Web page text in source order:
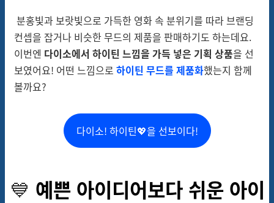
분홍빛과 보랏빛으로 가득한 영화 속 분위기를 따라 브랜딩
컨셉을 잡거나 비슷한 무드의 제품을 판매하기도 하는데요.
이번엔 다이소에서 하이틴 느낌을 가득 넣은 기획 상품을 선
보였어요! 어떤 느낌으로 하이틴 무드를 제품화했는지 함께
볼까요?
다이소! 하이틴💖을 선보이다!
💙 예쁜 아이디어보다 쉬운 아이